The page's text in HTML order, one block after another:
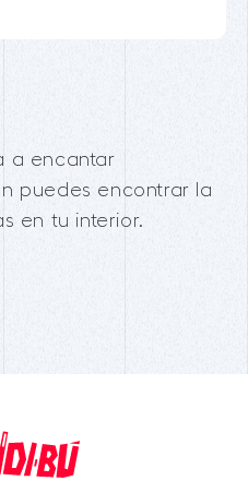
a encantar
puedes encontrar la
en tu interior.